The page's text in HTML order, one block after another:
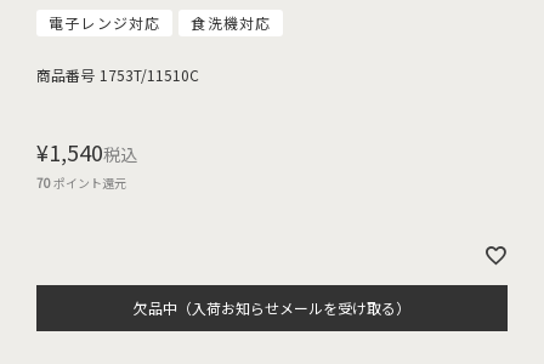
電子レンジ対応 食洗機対応
商品番号 1753T/11510C
¥1,540税込
70ポイント還元
欠品中（入荷お知らせメールを受け取る）